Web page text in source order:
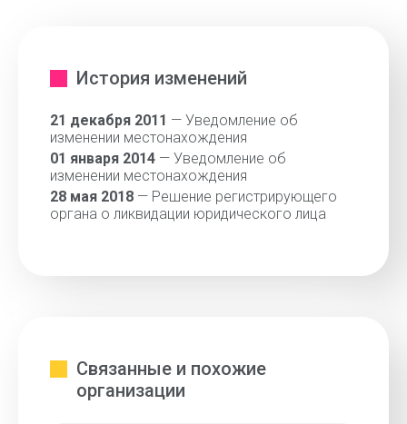
История изменений
21 декабря 2011 — Уведомление об
изменении местонахождения
01 января 2014 — Уведомление об
изменении местонахождения
28 мая 2018 — Решение регистрирующего
органа о ликвидации юридического лица
Связанные и похожие
организации